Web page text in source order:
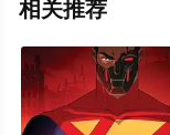
相关推荐